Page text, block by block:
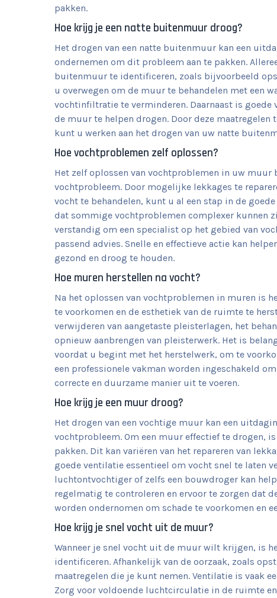
pakken.
Hoe krijg je een natte buitenmuur droog?
Het drogen van een natte buitenmuur kan een
ondernemen om dit probleem aan te pakken.
buitenmuur te identificeren, zoals bijvoorbeeld
u overwegen om de muur te behandelen met een
vochtinfiltratie te verminderen. Daarnaast is
de muur te helpen drogen. Door deze maatregelen
kunt u werken aan het drogen van uw natte
Hoe vochtproblemen zelf oplossen?
Het zelf oplossen van vochtproblemen in uw
vochtprobleem. Door mogelijke lekkages te
vocht te behandelen, kunt u al een stap in de
dat sommige vochtproblemen complexer kunnen
verstandig om een specialist op het gebied van
passend advies. Snelle en effectieve actie kan
gezond en droog te houden.
Hoe muren herstellen na vocht?
Na het oplossen van vochtproblemen in muren is
te voorkomen en de esthetiek van de ruimte te
verwijderen van aangetaste pleisterlagen, het
opnieuw aanbrengen van pleisterwerk. Het is
voordat u begint met het herstelwerk, om te
een professionele vakman worden ingeschakeld
correcte en duurzame manier uit te voeren.
Hoe krijg je een muur droog?
Het drogen van een vochtige muur kan een
vochtprobleem. Om een muur effectief te drogen,
pakken. Dit kan variëren van het repareren van
goede ventilatie essentieel om vocht snel te laten
luchtontvochtiger of zelfs een bouwdroger kan
regelmatig te controleren en ervoor te zorgen dat
worden ondernomen om schade te voorkomen en
Hoe krijg je snel vocht uit de muur?
Wanneer je snel vocht uit de muur wilt krijgen, is
identificeren. Afhankelijk van de oorzaak, zoals
maatregelen die je kunt nemen. Ventilatie is vaak
Zorg voor voldoende luchtcirculatie in de ruimte